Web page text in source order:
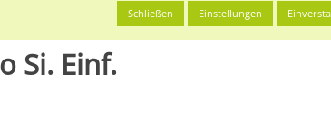
Friesenstr. 241 / Netto Si. Einf.
Si. Einf.
Schließen Einstellungen